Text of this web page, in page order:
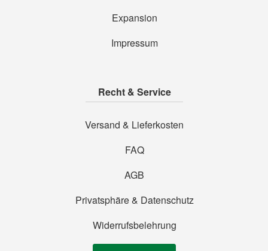
Expansion
Impressum
Recht & Service
Versand & Lieferkosten
FAQ
AGB
Privatsphäre & Datenschutz
Widerrufsbelehrung